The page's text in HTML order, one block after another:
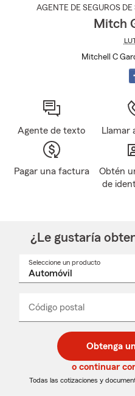
AGENTE DE SEGUROS DE
Mitch
Mitchell C
Agente de texto Llamar
Pagar una factura
Obtén
de
¿Le gustaría
Seleccione un producto
Código postal
de
5
dígitos
de
5
dígitos
_____
Obtenga
o continuar
Todas las cotizaciones y